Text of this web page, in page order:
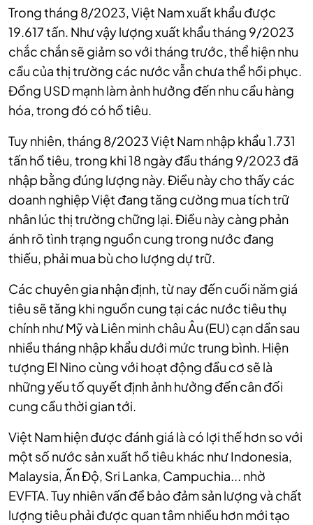
Trong tháng 8/2023, Việt Nam xuất khẩu được
19.617 tấn. Như vậy lượng xuất khẩu tháng 9/2023
chắc chắn sẽ giảm so với tháng trước, thể hiện nhu
cầu của thị trường các nước vẫn chưa thể hồi phục.
Đồng USD mạnh làm ảnh hưởng đến nhu cầu hàng
hóa, trong đó có hồ tiêu.
Tuy nhiên, tháng 8/2023 Việt Nam nhập khẩu 1.731
tấn hồ tiêu, trong khi 18 ngày đầu tháng 9/2023 đã
nhập bằng đúng lượng này. Điều này cho thấy các
doanh nghiệp Việt đang tăng cường mua tích trữ
nhân lúc thị trường chững lại. Điều này càng phản
ánh rõ tình trạng nguồn cung trong nước đang
thiếu, phải mua bù cho lượng dự trữ.
Các chuyên gia nhận định, từ nay đến cuối năm giá
tiêu sẽ tăng khi nguồn cung tại các nước tiêu thụ
chính như Mỹ và Liên minh châu Âu (EU) cạn dần sau
nhiều tháng nhập khẩu dưới mức trung bình. Hiện
tượng El Nino cùng với hoạt động đầu cơ sẽ là
những yếu tố quyết định ảnh hưởng đến cân đối
cung cầu thời gian tới.
Việt Nam hiện được đánh giá là có lợi thế hơn so với
một số nước sản xuất hồ tiêu khác như Indonesia,
Malaysia, Ấn Độ, Sri Lanka, Campuchia... nhờ
EVFTA. Tuy nhiên vấn đề bảo đảm sản lượng và chất
lượng tiêu phải được quan tâm nhiều hơn mới tạo